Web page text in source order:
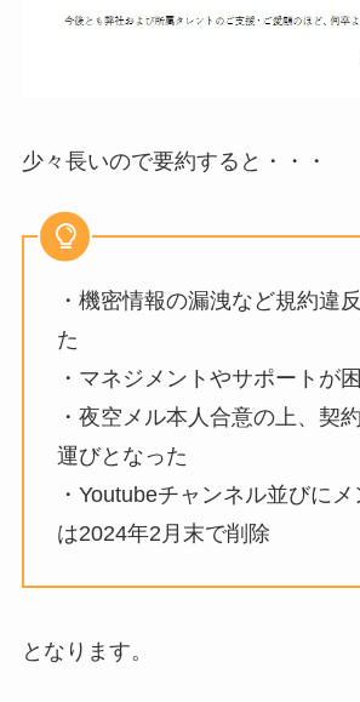
少々長いので要約すると・・・
・機密情報の漏洩など規約違
た
・マネジメントやサポートが
・夜空メル本人合意の上、契
運びとなった
・Youtubeチャンネル並びに
は2024年2月末で削除
となります。